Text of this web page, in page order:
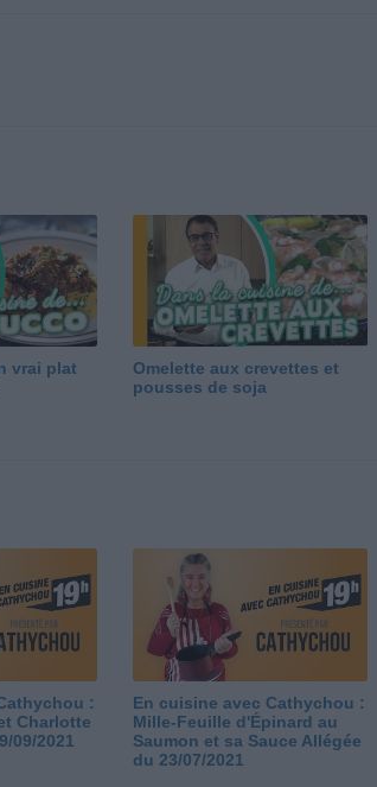
vrai plat
Omelette aux crevettes et
pousses de soja
:
Charlotte
09/2021
En cuisine avec Cathychou :
Mille-Feuille d'Épinard au
Saumon et sa Sauce Allégée
du 23/07/2021